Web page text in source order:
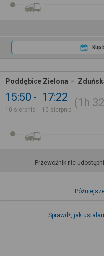
Kup
Poddębice Zielona
15:50
10 sierpnia
17:22
10 sierpnia
1h
Przewoźnik nie
Sprawdź, jak